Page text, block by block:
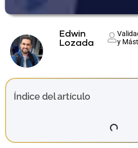
Edwin
Lozada
y
Índice del artículo